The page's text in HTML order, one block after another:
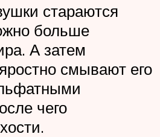
стараются
больше
А затем
смывают его
чего